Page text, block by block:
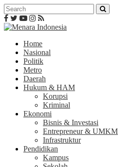
Home
Nasional
Politik
Metro
Daerah
Hukum & HAM
Korupsi
Kriminal
Ekonomi
Bisnis & Investasi
Entrepreneur & UMKM
Infrastruktur
Pendidikan
Kampus